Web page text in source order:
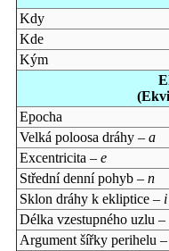
Kdy
Kde
Kým
Epocha
Velká poloosa dráhy – a
Excentricita – e
Střední denní pohyb – n
Sklon dráhy k ekliptice – i
Délka vzestupného uzlu –
Argument šířky perihelu